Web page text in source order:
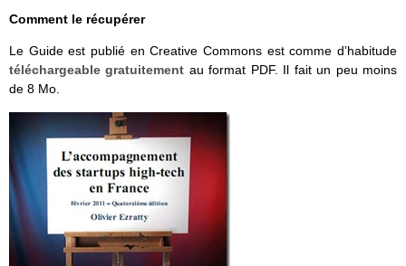
Comment le récupérer
Le Guide est publié en Creative Commons est comme d’habitude
téléchargeable gratuitement au format PDF. Il fait un peu moins
de 8 Mo.